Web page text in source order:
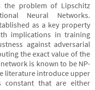
the problem of Lipschitz
Neural Networks.
as a key property
implications in training
against adversarial
the exact value of the
is known to be NP-
literature introduce upper
constant that are either